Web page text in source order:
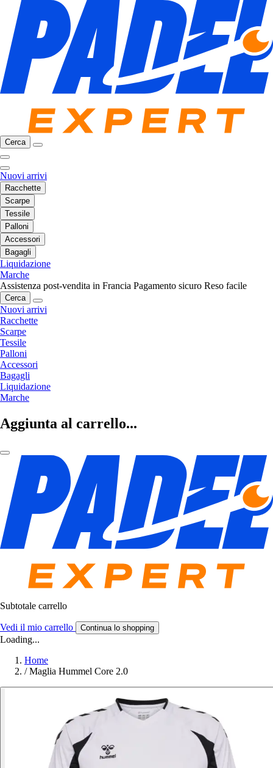
Cerca
Nuovi arrivi
Racchette
Scarpe
Tessile
Palloni
Accessori
Bagagli
Liquidazione
Marche
Assistenza post-vendita in Francia Pagamento sicuro Reso facile
Cerca
Nuovi arrivi
Racchette
Scarpe
Tessile
Palloni
Accessori
Bagagli
Liquidazione
Marche
Aggiunta al carrello...
Subtotale carrello
Vedi il mio carrello Continua lo shopping
Loading...
Home
/ Maglia Hummel Core 2.0